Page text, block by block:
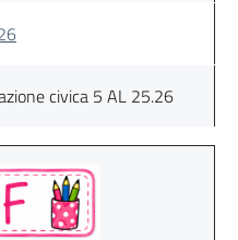
civica 5 AL 25.26